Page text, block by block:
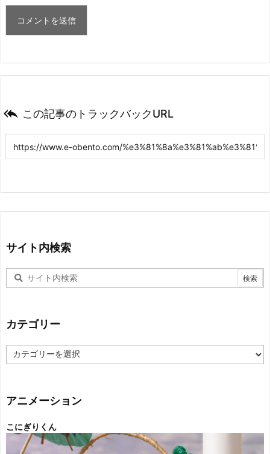
 この記事のトラックバックURL
サイト内検索
カテゴリー
テ
ー
アニメーション
こにぎりくん